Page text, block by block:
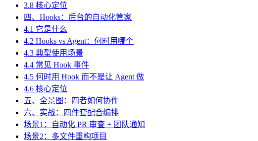
3.8 核心定位
四、Hooks：后台的自动化管家
4.1 它是什么
4.2 Hooks vs Agent：何时用哪个
4.3 典型使用场景
4.4 常见 Hook 事件
4.5 何时用 Hook 而不是让 Agent 做
4.6 核心定位
五、全景图：四者如何协作
六、实战：四件套配合编排
场景1：自动化 PR 审查 + 团队通知
场景2：多文件重构项目